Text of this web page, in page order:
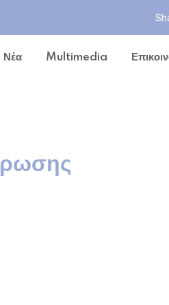
Νέα Multimedia